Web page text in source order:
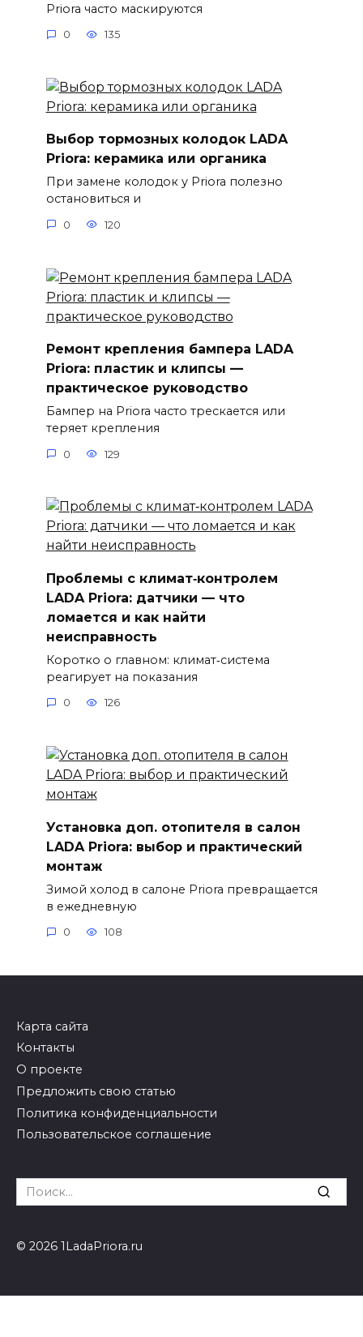
Priora часто маскируются
0 135
Выбор тормозных колодок LADA
Priora: керамика или органика
При замене колодок у Priora полезно
остановиться и
0 120
Ремонт крепления бампера LADA
Priora: пластик и клипсы —
практическое руководство
Бампер на Priora часто трескается или
теряет крепления
0 129
Проблемы с климат‑контролем
LADA Priora: датчики — что
ломается и как найти
неисправность
Коротко о главном: климат‑система
реагирует на показания
0 126
Установка доп. отопителя в салон
LADA Priora: выбор и практический
монтаж
Зимой холод в салоне Priora превращается
в ежедневную
0 108
Карта сайта
Контакты
О проекте
Предложить свою статью
Политика конфиденциальности
Пользовательское соглашение
Search
for:
© 2026 1LadaPriora.ru